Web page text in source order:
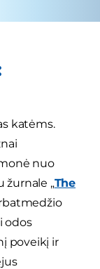
katėms.
nuo
žurnale „The
odos
poveikį ir